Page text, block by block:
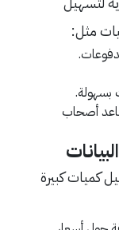
مثل:
بسهولة.
أصحاب
كميات كبيرة